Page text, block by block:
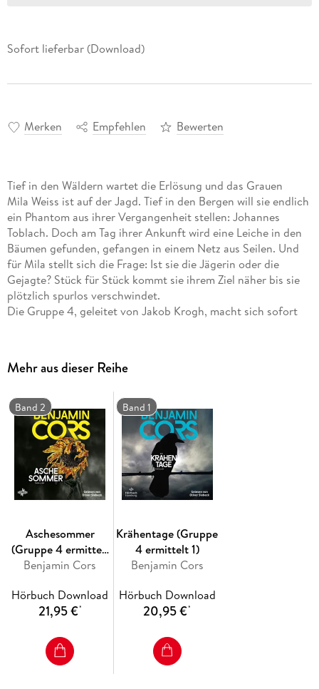
Sofort lieferbar (Download)
Merken Empfehlen Bewerten
Tief in den Wäldern wartet die Erlösung und das Grauen
Mila Weiss ist auf der Jagd. Tief in den Bergen will sie endlich
ein Phantom aus ihrer Vergangenheit stellen: Johannes
Toblach. Doch am Tag ihrer Ankunft wird eine Leiche in den
Bäumen gefunden, gefangen in einem Netz aus Seilen. Und
für Mila stellt sich die Frage: Ist sie die Jägerin oder die
Gejagte? Stück für Stück kommt sie ihrem Ziel näher bis sie
plötzlich spurlos verschwindet.
Die Gruppe 4, geleitet von Jakob Krogh, macht sich sofort
Team wird in das grausame Spiel eines Serienmörders
verstrickt, der sich in den Schatten der Wälder verbirgt. Und
ganz offenbar Mila in seiner Gewalt hat
Der bisher düsterste Fall des Ermittlerduos gelesen von
Oliver Siebeck.
Mehr aus dieser Reihe
Band 2
Aschesommer
(Gruppe 4 ermittelt
2)
Benjamin Cors
Hörbuch Download
21,95 €*
Band 1
Krähentage (Gruppe
4 ermittelt 1)
Benjamin Cors
Hörbuch Download
20,95 €*